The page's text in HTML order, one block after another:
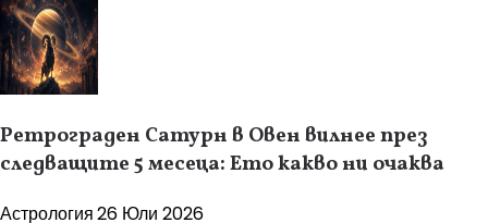
Ретрограден Сатурн в Овен вилнее през
следващите 5 месеца: Ето какво ни очаква
Астрология26 Юли 2026